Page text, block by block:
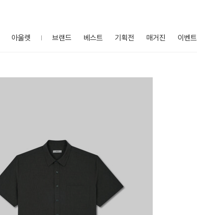
아울렛 브랜드 베스트 기획전 매거진 이벤트